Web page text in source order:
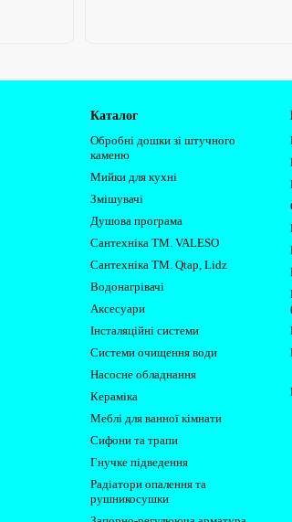
Каталог
Обробні дошки зі штучного
каменю
Мийки для кухні
Змішувачі
Душова програма
Сантехніка ТМ. VALESO
Сантехніка ТМ. Qtap, Lidz
Водонагрівачі
Аксесуари
Інсталяційні системи
Системи очищення води
Насосне обладнання
Кераміка
Меблі для ванної кімнати
Сифони та трапи
Гнучке підведення
Радіатори опалення та
рушникосушки